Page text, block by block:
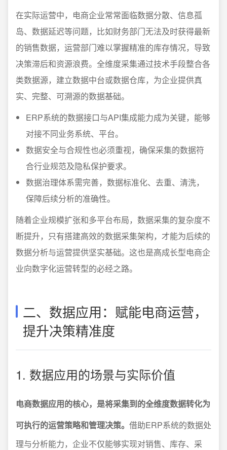
在实际运营中，电商企业常常面临数据分散、信息孤
岛、数据延迟等问题，比如财务部门无法及时获得最新
的销售数据，运营部门难以掌握精准的库存情况，导致
决策滞后和资源浪费。全维度采集通过技术手段整合各
类数据源，建立数据中台或数据仓库，为企业提供真
实、完整、可溯源的数据基础。
ERP系统的数据接口与API集成能力成为关键，能够
对接不同业务系统、平台。
数据安全与合规性也必须重视，确保采集的数据符
合行业规范及隐私保护要求。
数据治理体系需完善，数据标准化、去重、清洗，
保障后续分析的准确性。
随着企业规模扩张和多平台布局，数据采集的复杂度不
断提升，只有搭建高效的数据采集架构，才能为后续的
数据分析与运营提供坚实基础。这也是高成长型电商企
业向数字化运营转型的必经之路。
二、数据应用：赋能电商运营，
提升决策精准度
1. 数据应用的场景与实际价值
电商数据应用的核心，是将采集到的全维度数据转化为
可执行的运营策略和管理决策。 借助ERP系统的数据处
理与分析能力，企业不仅能够实现对销售、库存、采